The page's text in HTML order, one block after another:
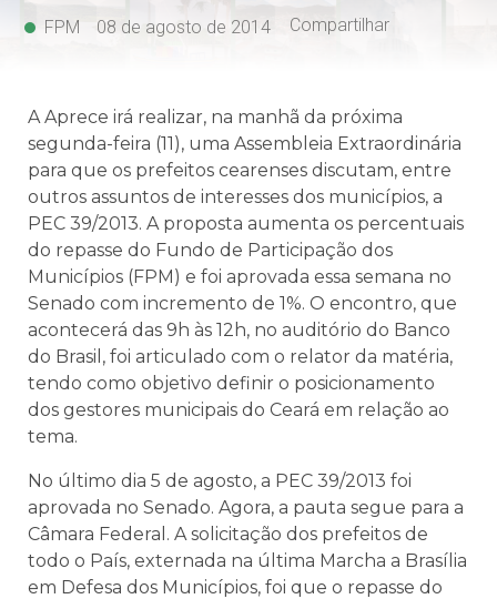
FPM 08 de agosto de 2014 Compartilhar
A Aprece irá realizar, na manhã da próxima
segunda-feira (11), uma Assembleia Extraordinária
para que os prefeitos cearenses discutam, entre
outros assuntos de interesses dos municípios, a
PEC 39/2013. A proposta aumenta os percentuais
do repasse do Fundo de Participação dos
Municípios (FPM) e foi aprovada essa semana no
Senado com incremento de 1%. O encontro, que
acontecerá das 9h às 12h, no auditório do Banco
do Brasil, foi articulado com o relator da matéria,
tendo como objetivo definir o posicionamento
dos gestores municipais do Ceará em relação ao
tema.
No último dia 5 de agosto, a PEC 39/2013 foi
aprovada no Senado. Agora, a pauta segue para a
Câmara Federal. A solicitação dos prefeitos de
todo o País, externada na última Marcha a Brasília
em Defesa dos Municípios, foi que o repasse do